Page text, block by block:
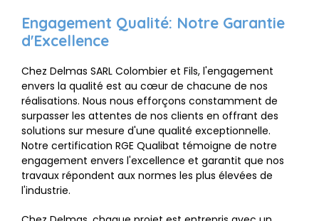
Engagement Qualité: Notre Garantie
d'Excellence
Chez Delmas SARL Colombier et Fils, l'engagement
envers la qualité est au cœur de chacune de nos
réalisations. Nous nous efforçons constamment de
surpasser les attentes de nos clients en offrant des
solutions sur mesure d'une qualité exceptionnelle.
Notre certification RGE Qualibat témoigne de notre
engagement envers l'excellence et garantit que nos
travaux répondent aux normes les plus élevées de
l'industrie.